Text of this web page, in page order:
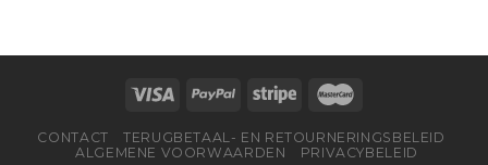
CONTACT
TERUGBETAAL- EN RETOURNERINGSBELEID
ALGEMENE VOORWAARDEN
PRIVACYBELEID